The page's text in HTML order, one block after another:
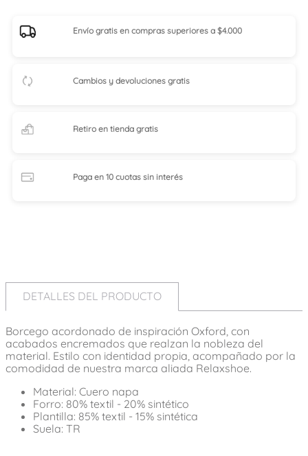
Envío gratis en compras superiores a $4.000
Cambios y devoluciones gratis
Retiro en tiendagratis
Paga en 10 cuotassin interés
DETALLES DEL PRODUCTO
Borcego acordonado de inspiración Oxford, con
acabados encremados que realzan la nobleza del
material. Estilo con identidad propia, acompañado por la
comodidad de nuestra marca aliada Relaxshoe.
Material: Cuero napa
Forro: 80% textil - 20% sintético
Plantilla: 85% textil - 15% sintética
Suela: TR